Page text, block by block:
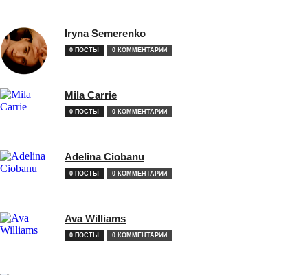
Iryna Semerenko
0 ПОСТЫ 0 КОММЕНТАРИИ
Mila Carrie
0 ПОСТЫ 0 КОММЕНТАРИИ
Adelina Ciobanu
0 ПОСТЫ 0 КОММЕНТАРИИ
Ava Williams
0 ПОСТЫ 0 КОММЕНТАРИИ